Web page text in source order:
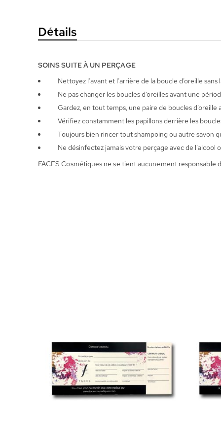
d’imagesDétails
SOINS SUITE À UN PERÇAGE
Nettoyez l’avant et l’arrière de la boucle d’oreille
Ne pas changer les boucles d’oreilles avant une
Gardez, en tout temps, une paire de boucles
Vérifiez constamment les papillons derrière les
Toujours bien rincer tout shampoing ou autre savon
Ne désinfectez jamais votre perçage avec de l’alcool
FACES Cosmétiques ne se tient aucunement